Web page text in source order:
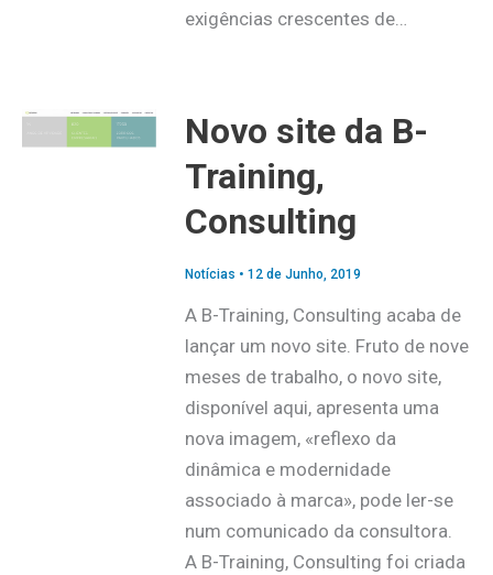
exigências crescentes de…
Novo site da B-
Training,
Consulting
Notícias • 12 de Junho, 2019
A B-Training, Consulting acaba de
lançar um novo site. Fruto de nove
meses de trabalho, o novo site,
disponível aqui, apresenta uma
nova imagem, «reflexo da
dinâmica e modernidade
associado à marca», pode ler-se
num comunicado da consultora.
A B-Training, Consulting foi criada